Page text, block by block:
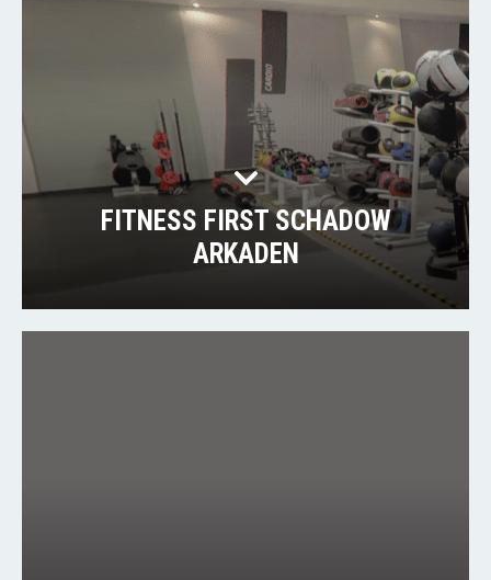
FITNESS FIRST SCHADOW
ARKADEN